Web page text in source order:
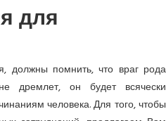
для
должны помнить, что враг рода
дремлет, он будет всячески
человека. Для того, чтобы